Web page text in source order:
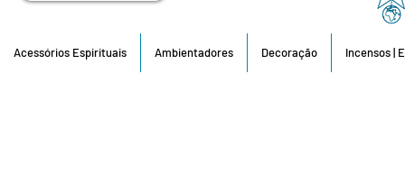
Acessórios Espirituais Ambientadores Decoração Incensos |